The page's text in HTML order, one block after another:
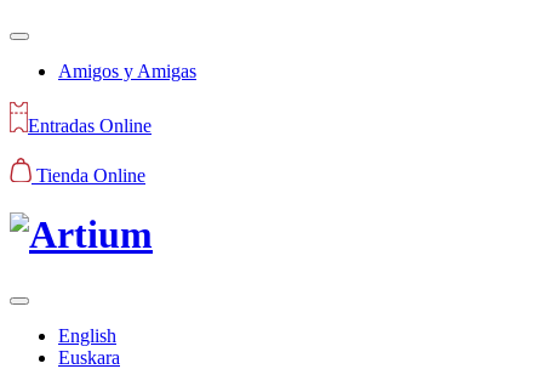
Amigos y Amigas
Entradas Online
Tienda Online
English
Euskara